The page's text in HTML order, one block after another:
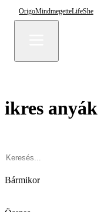
OrigoMindmegetteLifeShe
ikres anyák
Bármikor